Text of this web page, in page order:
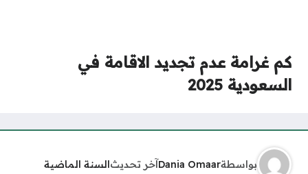
كم غرامة عدم تجديد الاقامة في
السعودية 2025
بواسطةDania Omaarآخر تحديثالسنة الماضية